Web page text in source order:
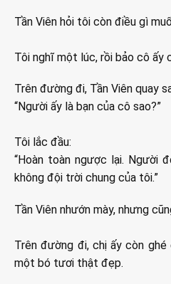
Tần Viên hỏi tôi còn điều gì
Tôi nghĩ một lúc, rồi bảo cô ấy
Trên đường đi, Tần Viên quay
“Người ấy là bạn của cô sao?”
Tôi lắc đầu:
“Hoàn toàn ngược lại. Người
không đội trời chung của tôi.”
Tần Viên nhướn mày, nhưng
Trên đường đi, chị ấy còn
một bó tươi thật đẹp.